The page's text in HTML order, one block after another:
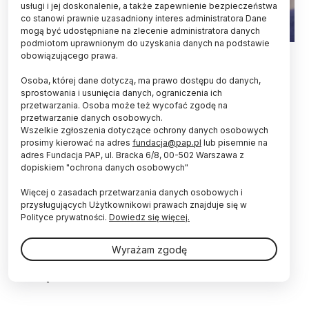
coraz młodsze dzieci w Polsce - wynika z nowego
raportu naukowców z Uniwersytetu Gdańskiego.
Wiek inicjacji, związany z korzystaniem z
własnych telefonów lub smartfonów,
najprawdopodobniej będzie się obniżać - twierdzi
ekspert.
"Wiek inicjacji, związany z korzystaniem z własnych
telefonów lub smartfonów, obniża się i
najprawdopodobniej wciąż będzie się obniżać" -
mówi kierownik badań dr Maciej Dębski z Instytutu
Filozofii, Socjologii i Dziennikarstwa Uniwersytetu
Gdańskiego (UGd), prezes Fundacji DBAM O MÓJ
usługi i jej doskonalenie, a także zapewnienie bezpieczeństwa
co stanowi prawnie uzasadniony interes administratora Dane
mogą być udostępniane na zlecenie administratora danych
podmiotom uprawnionym do uzyskania danych na podstawie
obowiązującego prawa.
Osoba, której dane dotyczą, ma prawo dostępu do danych,
sprostowania i usunięcia danych, ograniczenia ich
przetwarzania. Osoba może też wycofać zgodę na
przetwarzanie danych osobowych.
Wszelkie zgłoszenia dotyczące ochrony danych osobowych
prosimy kierować na adres fundacja@pap.pl lub pisemnie na
adres Fundacja PAP, ul. Bracka 6/8, 00-502 Warszawa z
dopiskiem "ochrona danych osobowych"
Więcej o zasadach przetwarzania danych osobowych i
przysługujących Użytkownikowi prawach znajduje się w
Polityce prywatności. Dowiedz się więcej.
Wyrażam zgodę